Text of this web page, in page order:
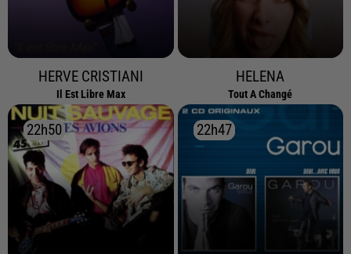
HERVE CRISTIANI
Il Est Libre Max
HELENA
Tout A Changé
22h50
22h50 22h47
22h47